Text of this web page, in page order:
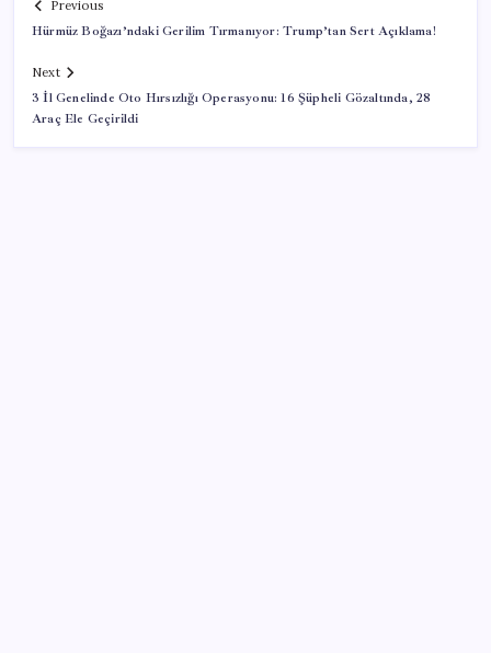
Previous
Hürmüz Boğazı’ndaki Gerilim Tırmanıyor: Trump’tan Sert Açıklama!
Next
3 İl Genelinde Oto Hırsızlığı Operasyonu: 16 Şüpheli Gözaltında, 28
Araç Ele Geçirildi